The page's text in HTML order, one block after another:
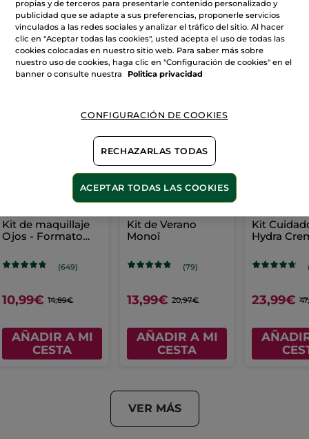
VER MÁS
Kit de maquillaje
Ojos - Formato
(649)
10,99€ 14,89€
AÑADIR A MI
CESTA
Kit de Verano
Monoï
(79)
13,99€ 20,97€
AÑADIR A MI
CESTA
Kit
Hydra
23,99€
VER MÁS
propias y de terceros para presentarle contenido personalizado y
publicidad que se adapte a sus preferencias, proponerle servicios
vinculados a las redes sociales y analizar el tráfico del sitio. Al hacer
clic en "Aceptar todas las cookies", usted acepta el uso de todas las
cookies colocadas en nuestro sitio web. Para saber más sobre
nuestro uso de cookies, haga clic en "Configuración de cookies" en el
banner o consulte nuestra
Politica privacidad
CONFIGURACIÓN DE COOKIES
RECHAZARLAS TODAS
ACEPTAR TODAS LAS COOKIES